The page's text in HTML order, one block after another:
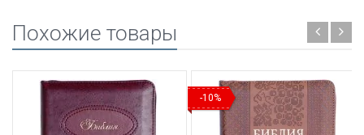
Похожие товары
-10%